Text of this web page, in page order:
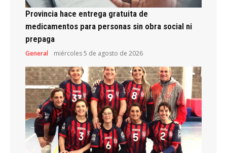
Provincia hace entrega gratuita de
medicamentos para personas sin obra social ni
prepaga
General miércoles 5 de agosto de 2026